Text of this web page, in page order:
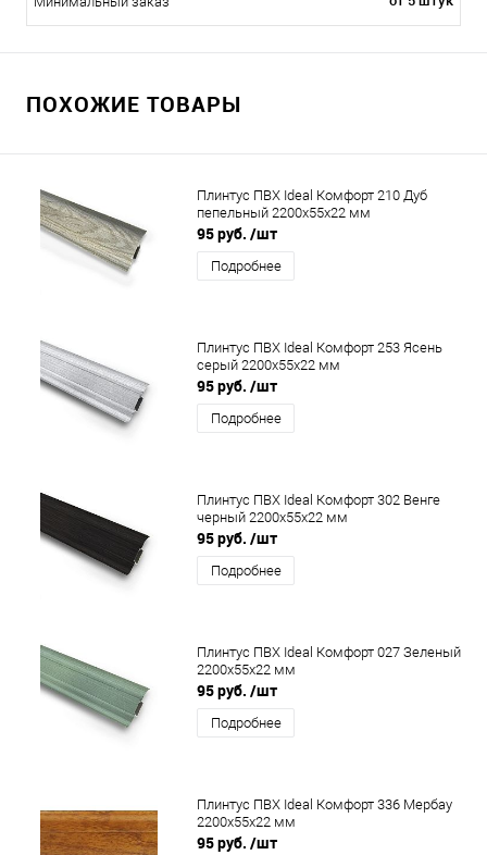
ПОХОЖИЕ ТОВАРЫ
Плинтус ПВХ Ideal Комфорт 210 Дуб
пепельный 2200x55x22 мм
95 руб. /шт
Подробнее
Плинтус ПВХ Ideal Комфорт 253 Ясень
серый 2200x55x22 мм
95 руб. /шт
Подробнее
Плинтус ПВХ Ideal Комфорт 302 Венге
черный 2200x55x22 мм
95 руб. /шт
Подробнее
Плинтус ПВХ Ideal Комфорт 027 Зеленый
2200x55x22 мм
95 руб. /шт
Подробнее
Плинтус ПВХ Ideal Комфорт 336 Мербау
2200x55x22 мм
95 руб. /шт